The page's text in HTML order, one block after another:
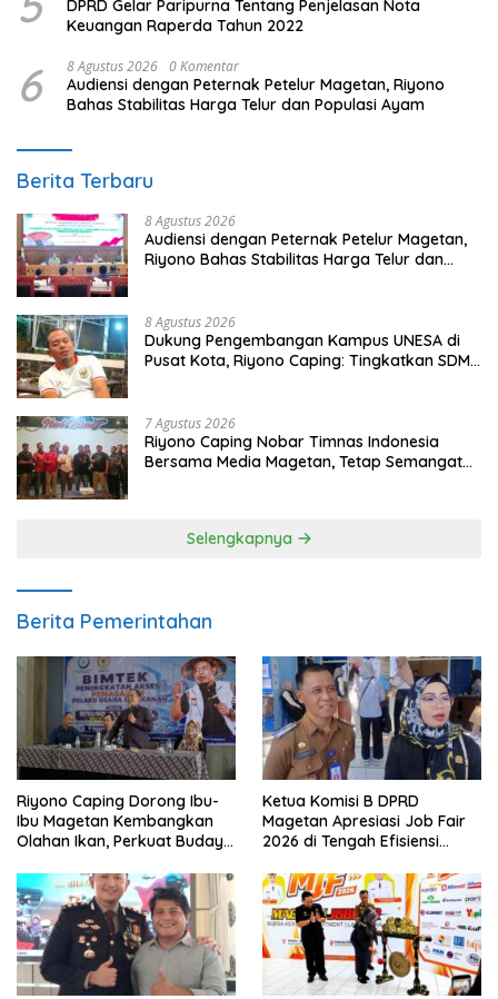
DPRD Gelar Paripurna Tentang Penjelasan Nota
Keuangan Raperda Tahun 2022
6 8 Agustus 2026 0 Komentar
Audiensi dengan Peternak Petelur Magetan, Riyono
Bahas Stabilitas Harga Telur dan Populasi Ayam
Berita Terbaru
8 Agustus 2026
Audiensi dengan Peternak Petelur Magetan,
Riyono Bahas Stabilitas Harga Telur dan
8 Agustus 2026
Dukung Pengembangan Kampus UNESA di
Pusat Kota, Riyono Caping: Tingkatkan SDM
7 Agustus 2026
Riyono Caping Nobar Timnas Indonesia
Bersama Media Magetan, Tetap Semangat
Selengkapnya
Berita Pemerintahan
Riyono Caping Dorong Ibu-
Ibu Magetan Kembangkan
Olahan Ikan, Perkuat Budaya
Ketua Komisi B DPRD
Magetan Apresiasi Job Fair
2026 di Tengah Efisiensi